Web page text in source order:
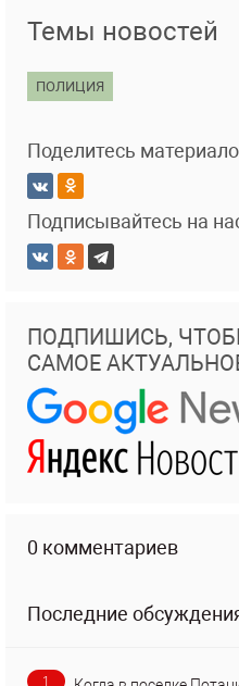
Темы новостей
ПОЛИЦИЯ
Поделитесь
Подписывайтесь на
ПОДПИШИСЬ,
САМОЕ
0 комментариев
Последние
1